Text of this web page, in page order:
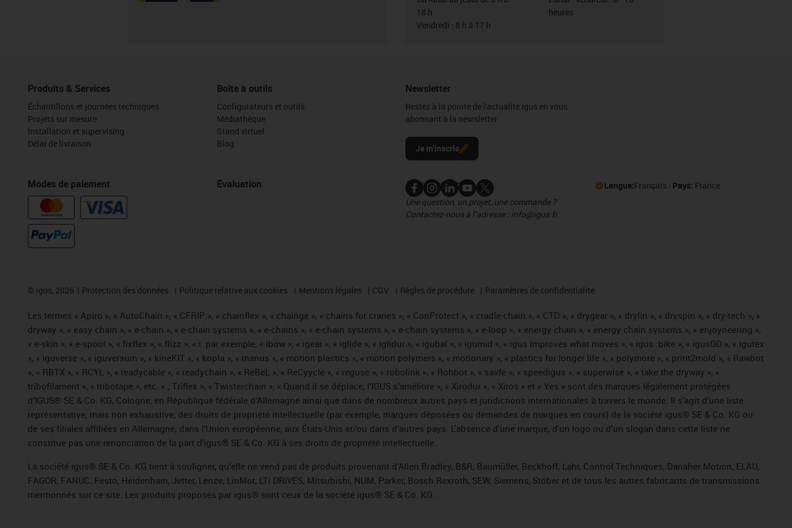
18 h
Vendredi : 8 h à 17 h
heures
Produits & Services
Échantillons et journées techniques
Projets sur mesure
Installation et supervising
Délai de livraison
Modes de paiement
Boîte à outils
Configurateurs et outils
Médiathèque
Stand virtuel
Blog
Évaluation
Newsletter
Restez à la pointe de l'actualité igus en vous
abonnant à la newsletter
Je m'inscris
Nous contacter
Une question, un projet, une commande ?
Contactez-nous à l’adresse : info@igus.fr
Langue:Français Pays: France
© igus, 2026 Protection des données Politique relative aux cookies Mentions légales CGV Règles de procédure Paramètres de confidentialité
Les termes « Apiro », « AutoChain », « CFRIP », « chainflex », « chainge », « chains for cranes », « ConProtect », « cradle-chain », « CTD », « drygear », « drylin », « dryspin », « dry-tech », «
dryway », « easy chain », « e-chain », « e-chain systems », « e-chains », « e-chain systems », « e-chain systems », « e-loop », « energy chain », « energy chain systems », « enjoyneering »,
« e-skin », « e-spool », « fixflex », « flizz », « i. par exemple, « ibow », « igear », « iglide », « iglidur », « igubal », « igumid », « igus improves what moves », « igus :bike », « igusGO », « igutex
», « iguverse », « iguversum », « kineKIT », « kopla », « manus », « motion plastics », « motion polymers », « motionary », « plastics for longer life », « polymore », « print2mold », « Rawbot
», « RBTX », « RCYL », « readycable », « readychain », « ReBeL », « ReCyycle », « reguse », « robolink », « Rohbot », « savfe », « speedigus », « superwise », « take the dryway », «
tribofilament », « tribotape », etc. « ; Triflex », « Twisterchain », « Quand il se déplace, l’IGUS s’améliore », « Xirodur », « Xiros » et « Yes » sont des marques légalement protégées
d’IGUS® SE & Co. KG, Cologne, en République fédérale d’Allemagne ainsi que dans de nombreux autres pays et juridictions internationales à travers le monde. Il s’agit d’une liste
représentative, mais non exhaustive, des droits de propriété intellectuelle (par exemple, marques déposées ou demandes de marques en cours) de la société igus® SE & Co. KG ou
de ses filiales affiliées en Allemagne, dans l’Union européenne, aux États-Unis et/ou dans d’autres pays. L'absence d'une marque, d'un logo ou d'un slogan dans cette liste ne
constitue pas une renonciation de la part d'igus® SE & Co. KG à ses droits de propriété intellectuelle.
La société igus® SE & Co. KG tient à souligner, qu’elle ne vend pas de produits provenant d’Allen Bradley, B&R, Baumüller, Beckhoff, Lahr, Control Techniques, Danaher Motion, ELAU,
FAGOR, FANUC, Festo, Heidenhain, Jetter, Lenze, LinMot, LTi DRiVES, Mitsubishi, NUM, Parker, Bosch Rexroth, SEW, Siemens, Stöber et de tous les autres fabricants de transmissions
mentionnés sur ce site. Les produits proposés par igus® sont ceux de la société igus® SE & Co. KG.